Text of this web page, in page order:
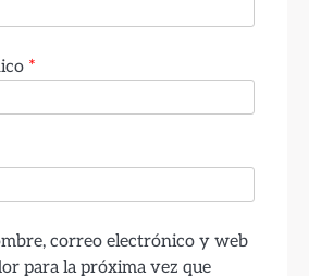
*
correo electrónico y web
para la próxima vez que